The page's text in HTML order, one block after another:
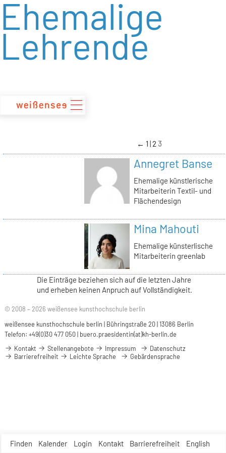
zum
Inhalt
Finden Kalender Login Kontakt Barrierefreiheit English
Ehemalige
Lehrende
← 1 23
Annegret Banse
Ehemalige künstlerische
Mitarbeiterin Textil- und
Flächendesign
Mina Mahouti
Ehemalige künsterlische
Mitarbeiterin greenlab
Die Einträge beziehen sich auf die letzten Jahre
und erheben keinen Anpruch auf Vollständigkeit.
© 2008 – 2026 weißensee kunsthochschule berlin
weißensee kunsthochschule berlin | Bühringstraße 20 | 13086 Berlin
Telefon: +49(0)30 477 050 | buero.praesidentin(at)kh-berlin.de
Kontakt
Stellenangebote Impressum
Datenschutz
Barrierefreiheit
Leichte Sprache Gebärdensprache